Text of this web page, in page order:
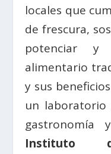
locales que
de frescura,
potenciar y
alimentario
y sus
un
gastronomía
Instituto